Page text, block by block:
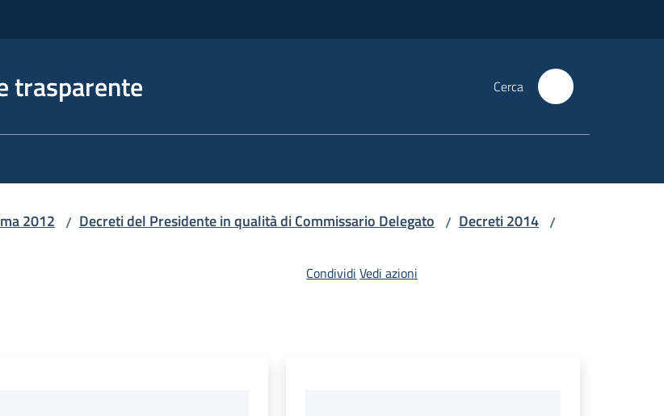
trasparente Cerca
2012 / Decreti del Presidente in qualità di Commissario Delegato / Decreti 2014 /
Condividi Vedi azioni